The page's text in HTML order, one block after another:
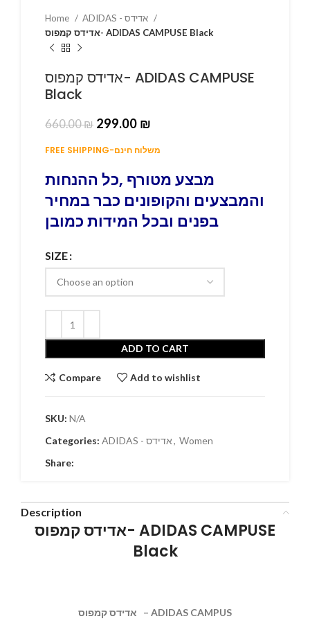
Home
אדידס קמפוס- ADIDAS CAMPUSE Black
אדידס קמפוס- ADIDAS CAMPUSE
Black
660.00₪ 299.00 ₪
FREE SHIPPING-משלוח חינם
מבצע מטורף ,כל ההנחות
והמבצעים והקופונים כבר במחיר
בפנים ובכל המידות כמובן
SIZE
ADD TO CART
Compare Add to wishlist
SKU: N/A
Categories:
ADIDAS - אדידס, Women
Share:
Description
אדידס קמפוס- ADIDAS CAMPUSE
Black
– ADIDAS CAMPUS